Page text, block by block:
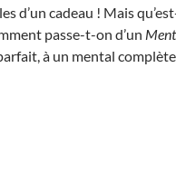
d’un cadeau ! Mais
passe-t-on d’un
à un mental